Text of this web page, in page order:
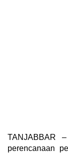
TANJABBAR
perencanaan